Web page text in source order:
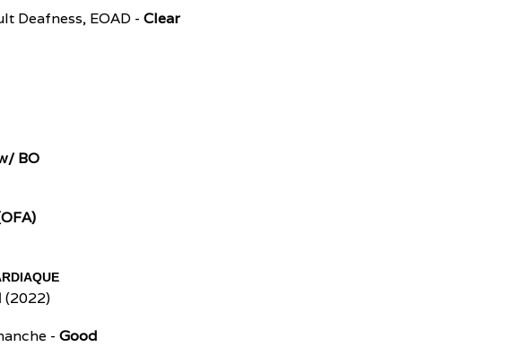
Deafness, EOAD - Clear
BO
(2022)
- Good